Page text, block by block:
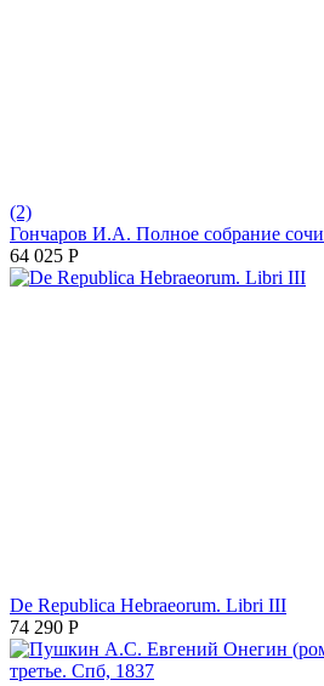
(2)
Гончаров И.А. Полное собрание
64 025 Р
De Republica Hebraeorum. Libri III
74 290 Р